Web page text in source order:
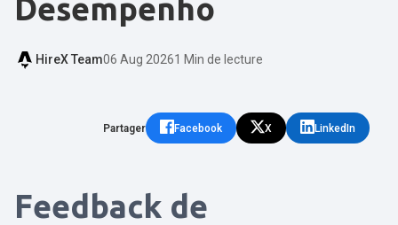
Desempenho
HireX Team06 Aug 20261 Min de lecture
Partager Facebook X LinkedIn
Feedback de